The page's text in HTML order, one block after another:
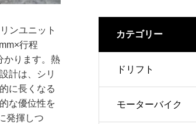
ンユニット
行程
かります。熱
計は、シリ
に長くなる
な優位性を
発揮しつ
カテゴリー
ドリフト
モーターバイク